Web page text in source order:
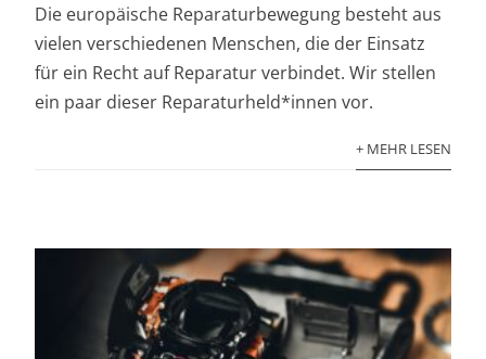
Die europäische Reparaturbewegung besteht aus
vielen verschiedenen Menschen, die der Einsatz
für ein Recht auf Reparatur verbindet. Wir stellen
ein paar dieser Reparaturheld*innen vor.
+ MEHR LESEN